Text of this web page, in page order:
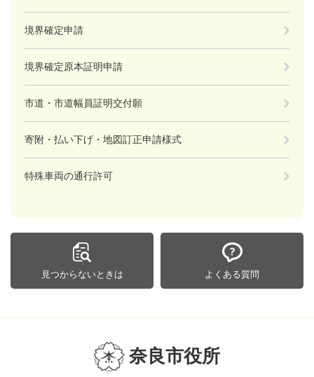
境界確定申請
境界確定原本証明申請
市道・市道幅員証明交付願
寄附・払い下げ・地図訂正申請様式
特殊車両の通行許可
見つからないときは よくある質問
奈良市役所